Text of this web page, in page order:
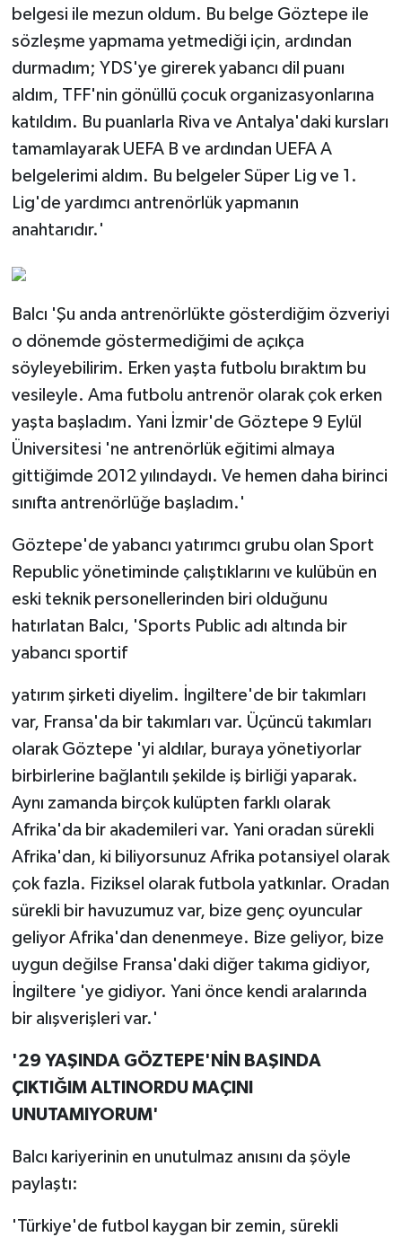
belgesi ile mezun oldum. Bu belge Göztepe ile
sözleşme yapmama yetmediği için, ardından
durmadım; YDS'ye girerek yabancı dil puanı
aldım, TFF'nin gönüllü çocuk organizasyonlarına
katıldım. Bu puanlarla Riva ve Antalya'daki kursları
tamamlayarak UEFA B ve ardından UEFA A
belgelerimi aldım. Bu belgeler Süper Lig ve 1.
Lig'de yardımcı antrenörlük yapmanın
anahtarıdır.'
Balcı 'Şu anda antrenörlükte gösterdiğim özveriyi
o dönemde göstermediğimi de açıkça
söyleyebilirim. Erken yaşta futbolu bıraktım bu
vesileyle. Ama futbolu antrenör olarak çok erken
yaşta başladım. Yani İzmir'de Göztepe 9 Eylül
Üniversitesi 'ne antrenörlük eğitimi almaya
gittiğimde 2012 yılındaydı. Ve hemen daha birinci
sınıfta antrenörlüğe başladım.'
Göztepe'de yabancı yatırımcı grubu olan Sport
Republic yönetiminde çalıştıklarını ve kulübün en
eski teknik personellerinden biri olduğunu
hatırlatan Balcı, 'Sports Public adı altında bir
yabancı sportif
yatırım şirketi diyelim. İngiltere'de bir takımları
var, Fransa'da bir takımları var. Üçüncü takımları
olarak Göztepe 'yi aldılar, buraya yönetiyorlar
birbirlerine bağlantılı şekilde iş birliği yaparak.
Aynı zamanda birçok kulüpten farklı olarak
Afrika'da bir akademileri var. Yani oradan sürekli
Afrika'dan, ki biliyorsunuz Afrika potansiyel olarak
çok fazla. Fiziksel olarak futbola yatkınlar. Oradan
sürekli bir havuzumuz var, bize genç oyuncular
geliyor Afrika'dan denenmeye. Bize geliyor, bize
uygun değilse Fransa'daki diğer takıma gidiyor,
İngiltere 'ye gidiyor. Yani önce kendi aralarında
bir alışverişleri var.'
'29 YAŞINDA GÖZTEPE'NİN BAŞINDA
ÇIKTIĞIM ALTINORDU MAÇINI
UNUTAMIYORUM'
Balcı kariyerinin en unutulmaz anısını da şöyle
paylaştı:
'Türkiye'de futbol kaygan bir zemin, sürekli